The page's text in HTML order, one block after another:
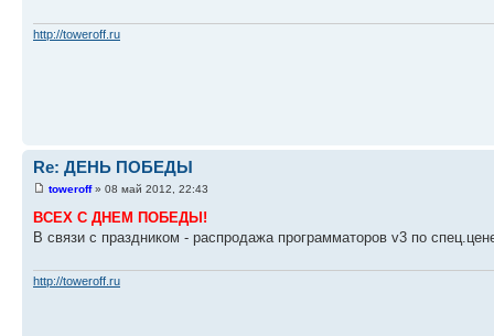
http://toweroff.ru
Re: ДЕНЬ ПОБЕДЫ
toweroff» 08 май 2012, 22:43
ВСЕХ С ДНЕМ ПОБЕДЫ!
В связи с праздником - распродажа программаторов v3 по
http://toweroff.ru